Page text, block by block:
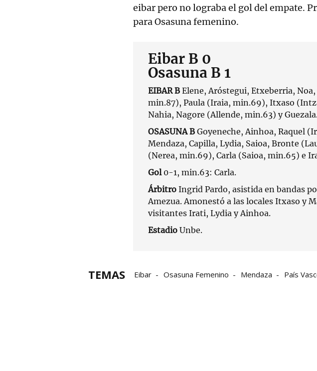
eibar pero no lograba el gol del empate.
para Osasuna femenino.
Eibar B 0
Osasuna B 1
EIBAR B Elene, Aróstegui, Etxeberria,
min.87), Paula (Iraia, min.69), Itxaso
Nahia, Nagore (Allende, min.63) y
OSASUNA B Goyeneche, Ainhoa, Raquel
Mendaza, Capilla, Lydia, Saioa, Bronte
(Nerea, min.69), Carla (Saioa, min.65) e
Gol 0-1, min.63: Carla.
Árbitro Ingrid Pardo, asistida en bandas
Amezua. Amonestó a las locales Itxaso y
visitantes Irati, Lydia y Ainhoa.
Estadio Unbe.
TEMAS Eibar Osasuna Femenino Mendaza País